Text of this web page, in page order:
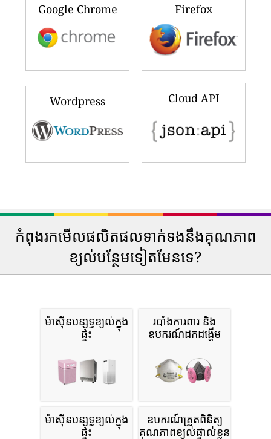
Google Chrome Firefox
Wordpress Cloud API
កំពុងរកមើលផលិតផលទាក់ទងនឹងគុណភាព
ខ្យល់បន្ថែមទៀតមែនទេ?
ម៉ាស៊ីនបន្សុទ្ធខ្យល់ក្នុង
ផ្ទះ
របាំងការពារ និង
ឧបករណ៍ដកដង្ហើម
ម៉ាស៊ីនបន្សុទ្ធខ្យល់ក្នុង
ផ្ទះ
ឧបករណ៍ត្រួតពិនិត្យ
គុណភាពខ្យល់ផ្ទាល់ខ្លួន